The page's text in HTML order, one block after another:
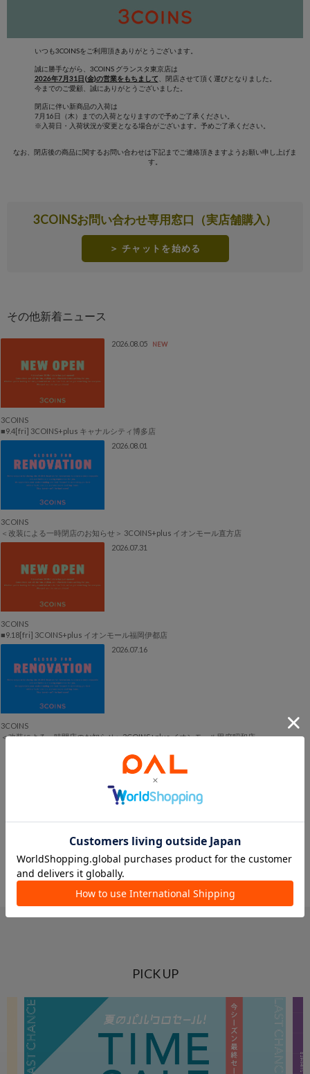
いつも3COINSをご利用頂きありがとうございます。
誠に勝手ながら、3COINS グランスタ東京店は
2026年7月31日(金)の営業をもちまして 、閉店させて頂く運びとなりました。
今までのご愛顧、誠にありがとうございました。
閉店に伴い新商品の入荷は
7月16日（木）までの入荷となりますので予めご了承ください。
※入荷日・入荷状況が変更となる場合がございます。予めご了承ください。
なお、閉店後の商品に関するお問い合わせは下記までご連絡頂きますようお願い申し上げま
す。
3COINSお問い合わせ専用窓口（実店舗購入）
＞ チャットを始める
2026.08.05 NEW
3COINS
■9.4[fri] 3COINS+plus キャナルシティ博多店
2026.08.01
3COINS
＜改装による一時閉店のお知らせ＞ 3COINS+plus イオンモール直方店
2026.07.31
3COINS
■9.18[fri] 3COINS+plus イオンモール福岡伊都店
2026.07.16
3COINS
＜改装による一時閉店のお知らせ＞3COINS+plus イオンモール甲府昭和店
ショップニュース一覧へ
PICK UP